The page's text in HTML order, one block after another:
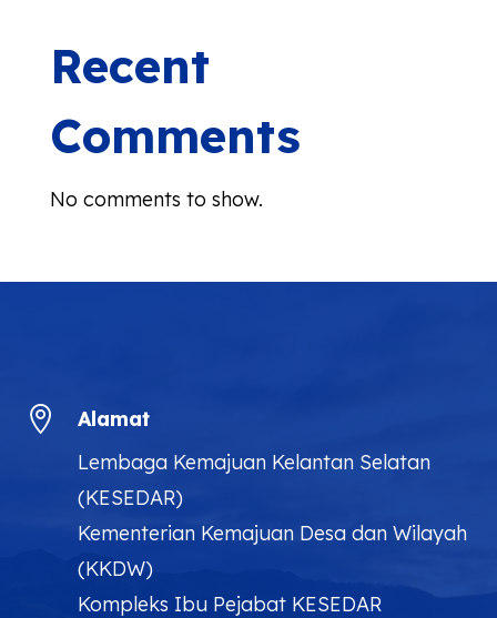
Recent
Comments
No comments to show.

Alamat
Lembaga Kemajuan Kelantan Selatan
(KESEDAR)
Kementerian Kemajuan Desa dan Wilayah
(KKDW)
Kompleks Ibu Pejabat KESEDAR